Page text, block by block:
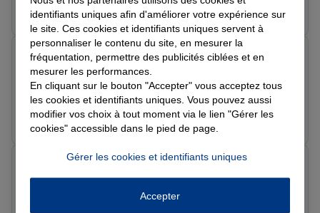
Prendre un RDV Voir l'agence
Le 15/05/2026 - Agence SAINT PONS
Christophe T.
Prendre un RDV Voir l'agence
Note de 5 sur 5
Dossier de dégâts a mes panneaux solaires a été traité
identifiants uniques afin d'améliorer votre expérience sur
le site. Ces cookies et identifiants uniques servent à
personnaliser le contenu du site, en mesurer la
fréquentation, permettre des publicités ciblées et en
mesurer les performances.
En cliquant sur le bouton "Accepter" vous acceptez tous
les cookies et identifiants uniques. Vous pouvez aussi
modifier vos choix à tout moment via le lien "Gérer les
cookies" accessible dans le pied de page.
Gérer les cookies et identifiants uniques
Accepter